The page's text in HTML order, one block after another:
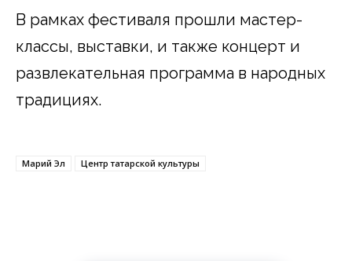
В рамках фестиваля прошли мастер-
классы, выставки, и также концерт и
развлекательная программа в народных
традициях.
Марий Эл Центр татарской культуры